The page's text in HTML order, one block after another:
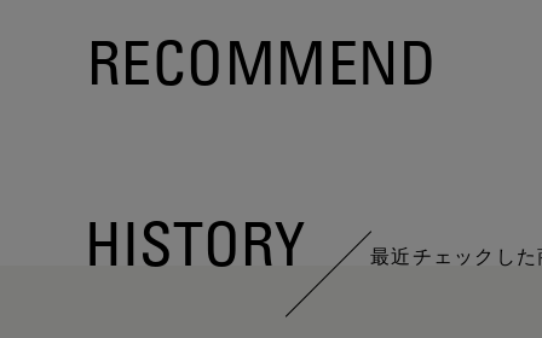
RECOMMEND
HISTORY 最近チェックした